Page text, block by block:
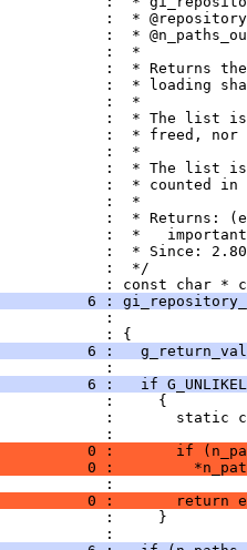
:  *
:  *
:  *
:  * Returns
:  * loading
:  *
:  * The list
:  * freed, nor
:  *
:  * The list
:  * counted in
:  *
:  * Returns:
:  *
:  * Since: 2.80
:  */
: const char *
6 :
:
: {
6 :
:
6 :   if
:     {
:       static
:
0 :       if
0 :
:
0 :       return
:     }
: